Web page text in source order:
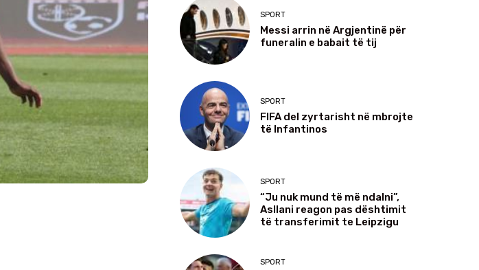
SPORT
Messi arrin në Argjentinë për
funeralin e babait të tij
SPORT
FIFA del zyrtarisht në mbrojte
të Infantinos
SPORT
“Ju nuk mund të më ndalni”,
Asllani reagon pas dështimit
të transferimit te Leipzigu
SPORT